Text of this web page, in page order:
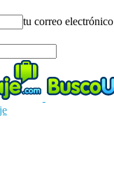
tu correo electrónico